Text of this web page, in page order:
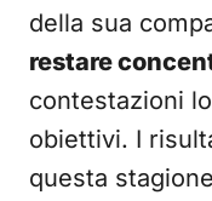
della sua
restare
contestazioni
obiettivi. I
questa